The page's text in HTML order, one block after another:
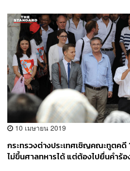
10 เมษายน 2019
กระทรวงต่างประเทศเชิญคณะทูตคดี
ไม่ขึ้นศาลทหารได้ แต่ต้องไปยื่นคำร้อ